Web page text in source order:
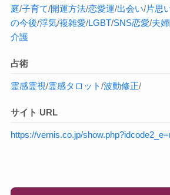
庭/子育て/開運方法/恋愛運/出会い/片思
の今後/浮気/複雑愛/LGBT/SNS恋愛/夫
介護
占術
霊感霊視/霊感タロット/波動修正/
サイト URL
https://vernis.co.jp/